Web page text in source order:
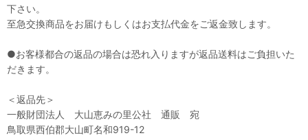
下さい。
至急交換商品をお届けもしくはお支払代金をご返金致します。
●お客様都合の返品の場合は恐れ入りますが返品送料はご負担いた
だきます。
＜返品先＞
一般財団法人 大山恵みの里公社 通販 宛
鳥取県西伯郡大山町名和919-12